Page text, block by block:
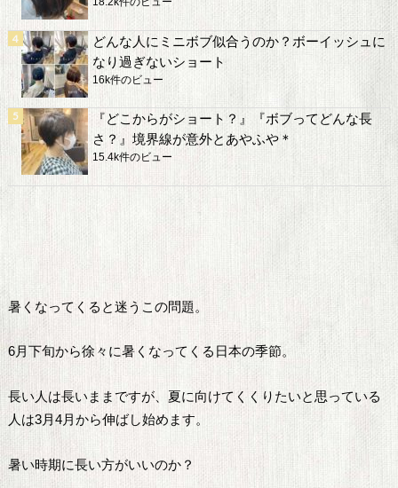
どんな人にミニボブ似合うのか？ボーイッシュに
なり過ぎないショート
16k件のビュー
『どこからがショート？』『ボブってどんな長
さ？』境界線が意外とあやふや＊
15.4k件のビュー
暑くなってくると迷うこの問題。
6月下旬から徐々に暑くなってくる日本の季節。
長い人は長いままですが、夏に向けてくくりたいと思っている
人は3月4月から伸ばし始めます。
暑い時期に長い方がいいのか？